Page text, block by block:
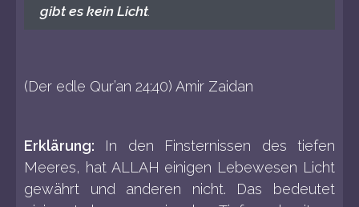
gibt es kein Licht.
(Der edle Qur’an 24:40) Amir Zaidan
Erklärung: In den Finsternissen des tiefen
Meeres, hat ALLAH einigen Lebewesen Licht
gewährt und anderen nicht. Das bedeutet